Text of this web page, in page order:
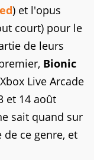
) et l'opus
court) pour le
de leurs
Bionic
Live Arcade
et 14 août
sait quand sur
de ce genre, et